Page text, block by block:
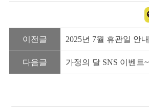
이전글 2025년 7월 휴관일 안내
다음글 가정의 달 SNS 이벤트~